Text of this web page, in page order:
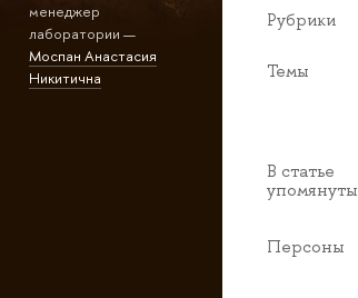
менеджер
лаборатории —
Моспан Анастасия
Никитична
Рубрики
Темы
В статье
упомянуты
Персоны